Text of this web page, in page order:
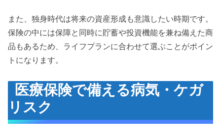
また、独身時代は将来の資産形成も意識したい時期です。
保険の中には保障と同時に貯蓄や投資機能を兼ね備えた商
品もあるため、ライフプランに合わせて選ぶことがポイン
トになります。
医療保険で備える病気・ケガ
リスク